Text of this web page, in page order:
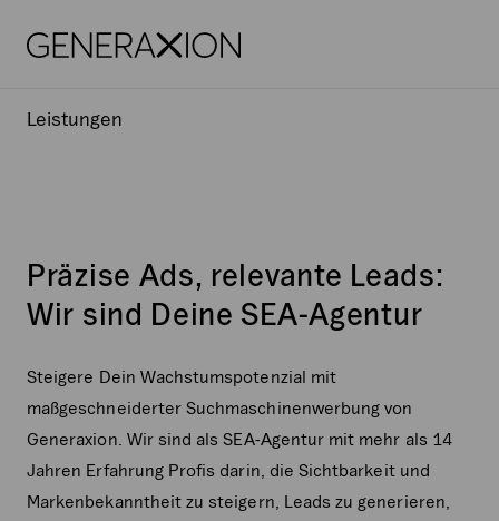
Generaxion
Leistungen
Präzise Ads, relevante Leads:
Wir sind Deine SEA-Agentur
Steigere Dein Wachstumspotenzial mit
maßgeschneiderter Suchmaschinenwerbung von
Generaxion. Wir sind als SEA-Agentur mit mehr als 14
Jahren Erfahrung Profis darin, die Sichtbarkeit und
Markenbekanntheit zu steigern, Leads zu generieren,